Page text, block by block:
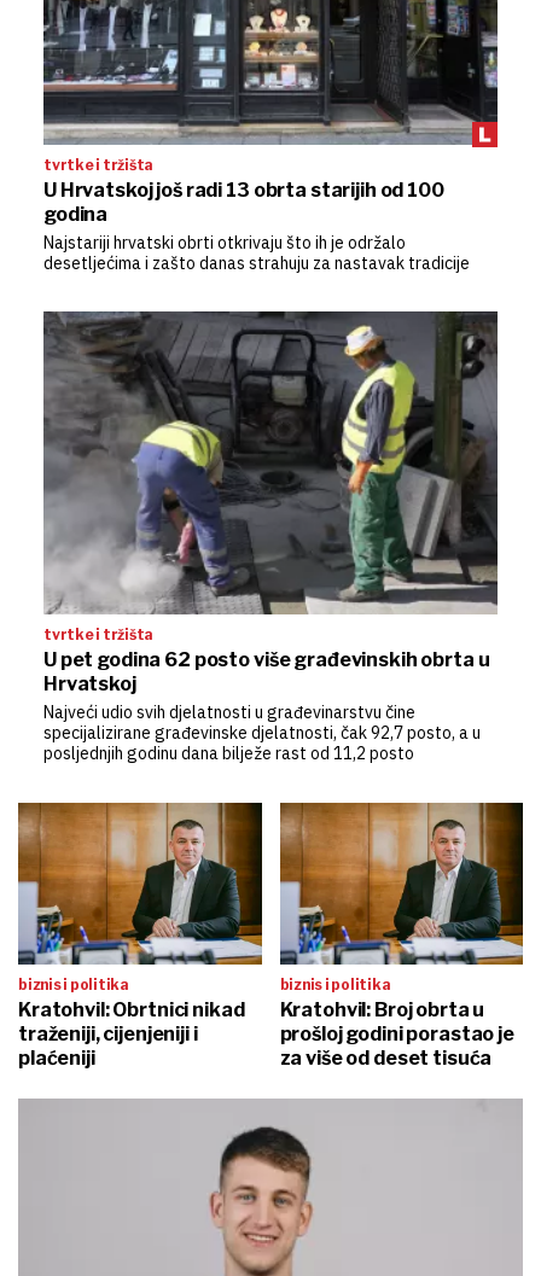
tvrtke i tržišta
U Hrvatskoj još radi 13 obrta starijih od 100
godina
Najstariji hrvatski obrti otkrivaju što ih je održalo
desetljećima i zašto danas strahuju za nastavak tradicije
tvrtke i tržišta
U pet godina 62 posto više građevinskih obrta u
Hrvatskoj
Najveći udio svih djelatnosti u građevinarstvu čine
specijalizirane građevinske djelatnosti, čak 92,7 posto, a u
posljednjih godinu dana bilježe rast od 11,2 posto
biznis i politika
Kratohvil: Obrtnici nikad
traženiji, cijenjeniji i
plaćeniji
biznis i politika
Kratohvil: Broj obrta u
prošloj godini porastao je
za više od deset tisuća